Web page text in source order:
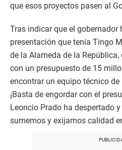
que esos proyectos pasen al
Tras indicar que el
presentación que tenía Tingo
de la Alameda de la
con un presupuesto de 15
encontrar un equipo técnico
¡Basta de engordar con el
Leoncio Prado ha despertado
sumemos y exijamos calidad